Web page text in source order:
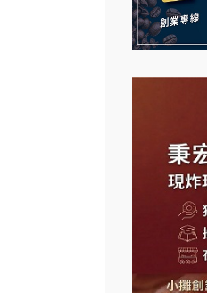
說明會
微風亭
鮮茶道
【曉妍
自助洗
(台中市)
日十。
義氣豐
Mr.Wish
白鬍泡
明會
雞咕雞
TEA
珍好味